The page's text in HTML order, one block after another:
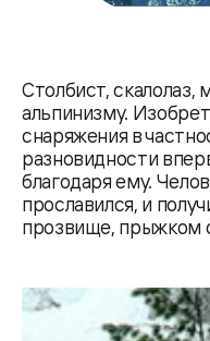
Столбист, скалолаз,
альпинизму.
снаряжения в
разновидности
благодаря ему.
прославился, и
прозвище, прыжком